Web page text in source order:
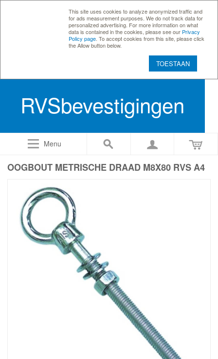
This site uses cookies to analyze anonymized traffic and
for ads measurement purposes. We do not track data for
personalized advertising. For more information on what
data is contained in the cookies, please see our Privacy
Policy page . To accept cookies from this site, please click
the Allow button below.
TOESTAAN
RVSbevestigingen
Menu
OOGBOUT METRISCHE DRAAD M8X80 RVS A4